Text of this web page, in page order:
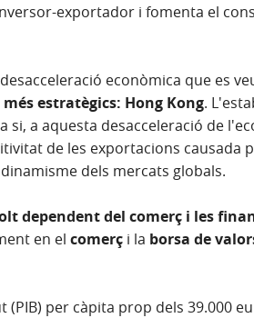
exportador i fomenta el
econòmica que es
estratègics: Hong Kong.
a aquesta desacceleració de
de les exportacions causada
dels mercats globals.
dependent del comerç i les
en el comerçi la borsa de
per càpita prop dels 39.000